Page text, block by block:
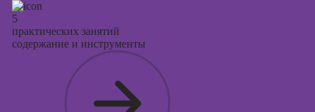
5
практических занятий
содержание и инструменты